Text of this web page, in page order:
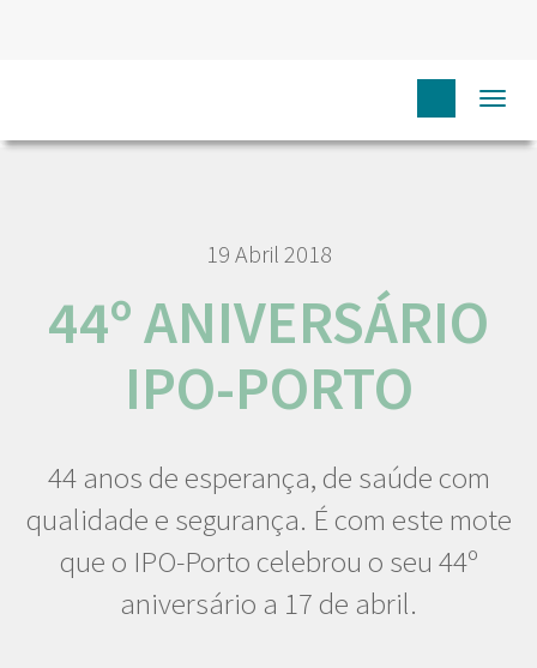
44º
19 Abril 2018
44º ANIVERSÁRIO
IPO-PORTO
44 anos de esperança, de saúde com
qualidade e segurança. É com este mote
que o IPO-Porto celebrou o seu 44º
aniversário a 17 de abril.